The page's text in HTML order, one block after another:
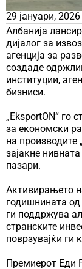
29 јануари, 2026
Албанија
дијалог за
агенција за
создаде
институции,
бизниси.
„EksportON“ го
за економски
на производите
зајакне
пазари.
Активирањето
годишнината
ги поддржува
странските
поврзувајќи ги
Премиерот Еди